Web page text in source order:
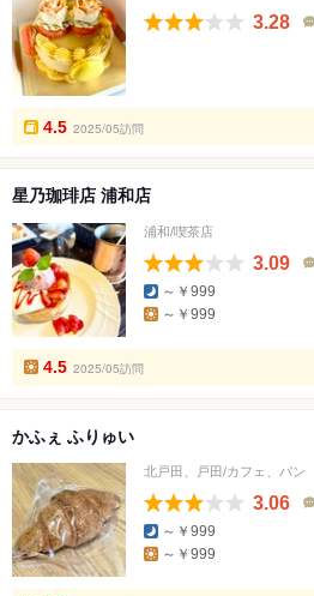
3.28
4.5 2025/05訪問
星乃珈琲店 浦和店
浦和/喫茶店
3.09
～￥999
～￥999
4.5 2025/05訪問
かふぇ ふりゅい
北戸田、戸田/カフェ、パン
3.06
～￥999
～￥999